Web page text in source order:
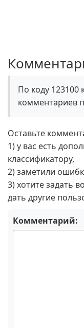
По коду 123100
комментариев
Оставьте
1) у вас есть
классификатору,
2) заметили
3) хотите задать
дать другие
Комментарий: